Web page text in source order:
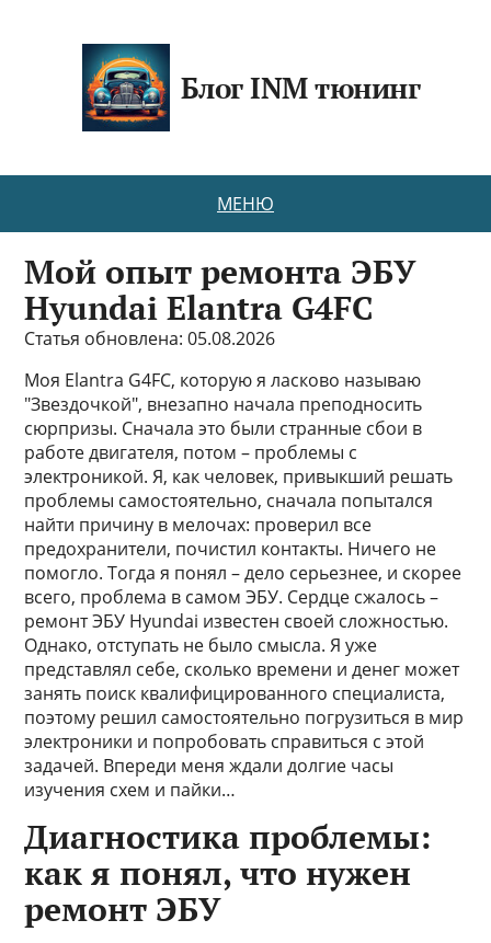
Блог INM тюнинг
МЕНЮ
Мой опыт ремонта ЭБУ
Hyundai Elantra G4FC
Статья обновлена: 05.08.2026
Моя Elantra G4FC, которую я ласково называю
"Звездочкой", внезапно начала преподносить
сюрпризы. Сначала это были странные сбои в
работе двигателя, потом – проблемы с
электроникой. Я, как человек, привыкший решать
проблемы самостоятельно, сначала попытался
найти причину в мелочах: проверил все
предохранители, почистил контакты. Ничего не
помогло. Тогда я понял – дело серьезнее, и скорее
всего, проблема в самом ЭБУ. Сердце сжалось –
ремонт ЭБУ Hyundai известен своей сложностью.
Однако, отступать не было смысла. Я уже
представлял себе, сколько времени и денег может
занять поиск квалифицированного специалиста,
поэтому решил самостоятельно погрузиться в мир
электроники и попробовать справиться с этой
задачей. Впереди меня ждали долгие часы
изучения схем и пайки…
Диагностика проблемы:
как я понял, что нужен
ремонт ЭБУ